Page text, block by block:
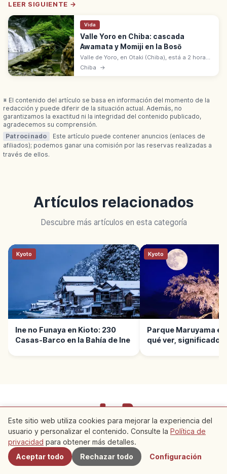
LEER SIGUIENTE →
Vida
Valle Yoro en Chiba: cascada
Awamata y Momiji en la Bosō
Valle de Yoro, en Otaki (Chiba), está a 2 horas
de Tokio. Cascada Awamata y senderismo
Chiba →
※ El contenido del artículo se basa en información del momento de la
redacción y puede diferir de la situación actual. Además, no
garantizamos la exactitud ni la integridad del contenido publicado,
agradecemos su comprensión.
Patrocinado
Este artículo puede contener anuncios (enlaces de
afiliados); podemos ganar una comisión por las reservas realizadas a
través de ellos.
Artículos relacionados
Descubre más artículos en esta categoría
Kyoto
Ine no Funaya en Kioto: 230
Casas-Barco en la Bahía de Ine
Kyoto
Parque Maruyama
qué ver, significado
Cercanos
Términos de servicioPolítica de privacidad
Configuración de cookies
Este sitio web utiliza cookies para mejorar la experiencia del
usuario y personalizar el contenido. Consulte la Política de
privacidad para obtener más detalles.
Aceptar todo
Rechazar todo Configuración